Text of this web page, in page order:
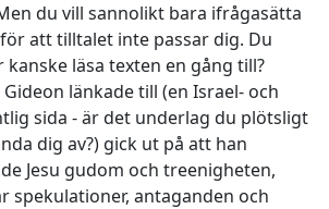
du vill sannolikt bara ifrågasätta
att tilltalet inte passar dig. Du
kanske läsa texten en gång till?
länkade till (en Israel- och
sida - är det underlag du plötsligt
dig av?) gick ut på att han
Jesu gudom och treenigheten,
spekulationer, antaganden och